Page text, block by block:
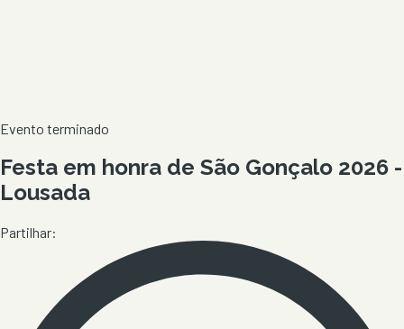
Evento terminado
Festa em honra de São Gonçalo 2026 -
Lousada
Partilhar: